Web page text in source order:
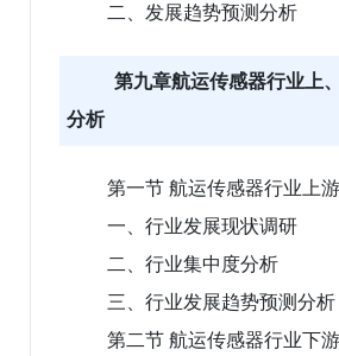
二、发展趋势预测分析
第九章航运传感器行业上
分析
第一节 航运传感器行业上
一、行业发展现状调研
二、行业集中度分析
三、行业发展趋势预测分析
第二节 航运传感器行业下